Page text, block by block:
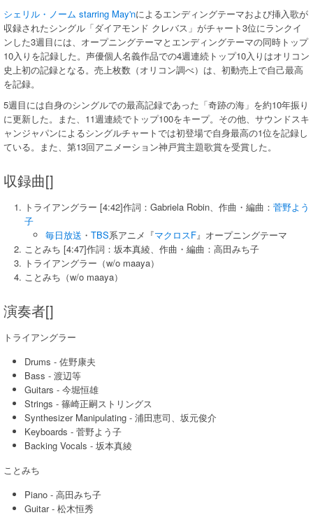
シェリル・ノーム starring May'nによるエンディングテーマおよび挿入歌が
収録されたシングル「ダイアモンド クレバス」がチャート3位にランクイ
ンした3週目には、オープニングテーマとエンディングテーマの同時トップ
10入りを記録した。声優個人名義作品での4週連続トップ10入りはオリコン
史上初の記録となる。売上枚数（オリコン調べ）は、初動売上で自己最高
を記録。
5週目には自身のシングルでの最高記録であった「奇跡の海」を約10年振り
に更新した。また、11週連続でトップ100をキープ。その他、サウンドスキ
ャンジャパンによるシングルチャートでは初登場で自身最高の1位を記録し
ている。また、第13回アニメーション神戸賞主題歌賞を受賞した。
収録曲[]
トライアングラー [4:42]作詞：Gabriela Robin、作曲・編曲： 菅野よう
子
毎日放送 ・ TBS系アニメ『マクロスF』オープニングテーマ
ことみち [4:47]作詞：坂本真綾、作曲・編曲：高田みち子
トライアングラー（w/o maaya）
ことみち（w/o maaya）
演奏者[]
トライアングラー
Drums - 佐野康夫
Bass - 渡辺等
Guitars - 今堀恒雄
Strings - 篠崎正嗣ストリングス
Synthesizer Manipulating - 浦田恵司、坂元俊介
Keyboards - 菅野よう子
Backing Vocals - 坂本真綾
ことみち
Piano - 高田みち子
Guitar - 松木恒秀